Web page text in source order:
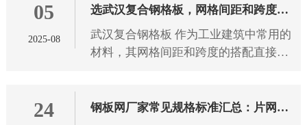
材质会发生一系列变化，
05
2025-08
选武汉复合钢格板，网格间距和跨度怎
么搭配？
武汉复合钢格板 作为工业建筑中常用的
材料，其网格间距和跨度的搭配直接影
细介绍如何科学地匹配这两个
24 钢板网厂家常见规格标准汇总：片网尺